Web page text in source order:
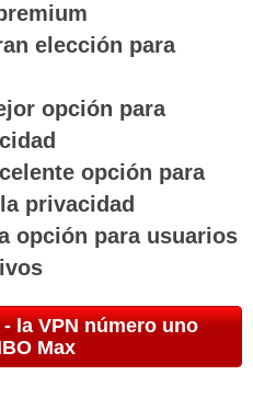
elección para
opción para
opción para
privacidad
opción para usuarios
la VPN número uno
Max